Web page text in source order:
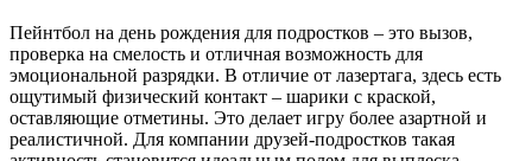
Пейнтбол на день рождения для подростков – это вызов,
проверка на смелость и отличная возможность для
эмоциональной разрядки. В отличие от лазертага, здесь есть
ощутимый физический контакт – шарики с краской,
оставляющие отметины. Это делает игру более азартной и
реалистичной. Для компании друзей-подростков такая